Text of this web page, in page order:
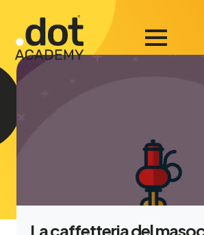
La caffetteria del